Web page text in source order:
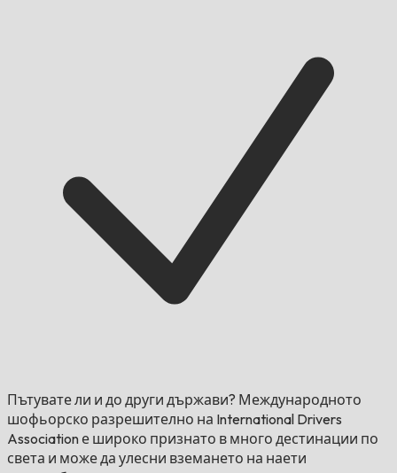
Пътувате ли и до други държави? Международното
шофьорско разрешително на International Drivers
Association е широко признато в много дестинации по
света и може да улесни вземането на наети